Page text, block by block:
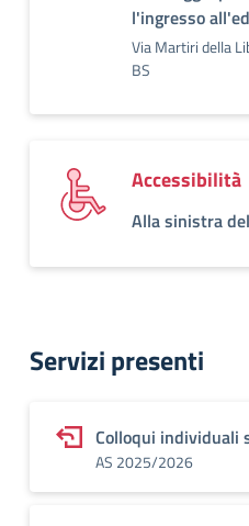
l'ingresso
Via Martiri della
BS
Accessibilità
Alla sinistra
Servizi presenti
Colloqui individuali
AS 2025/2026